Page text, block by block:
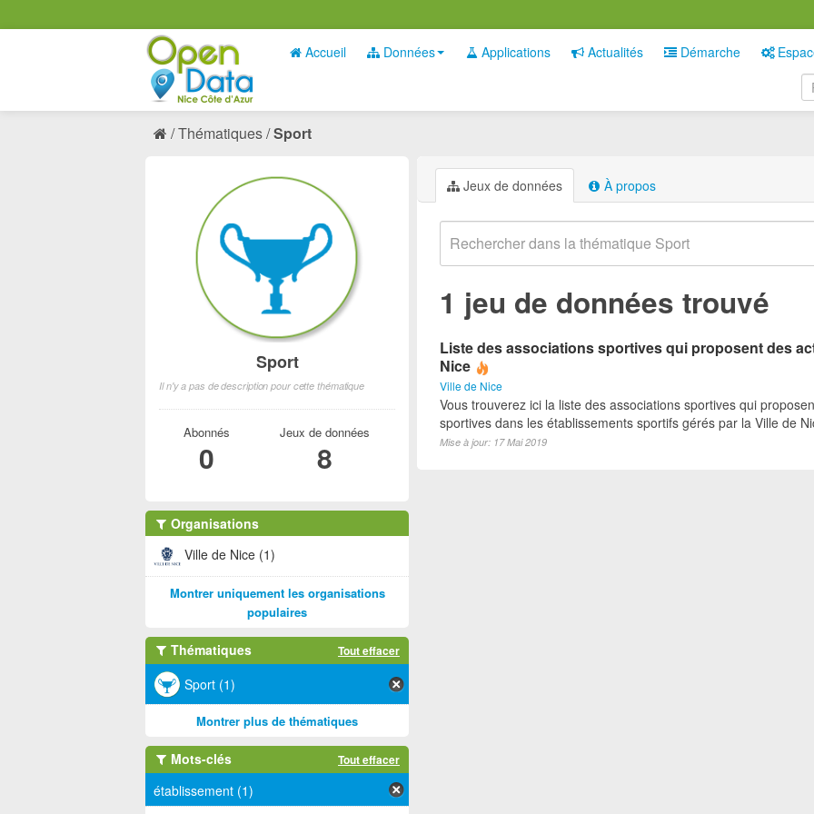
Accueil Données Applications Actualités Démarche
Thématiques Sport
Jeux de données À propos
1 jeu de données trouvé
Liste des associations sportives qui proposent des
Nice
Ville de Nice
Vous trouverez ici la liste des associations sportives qui
sportives dans les établissements sportifs gérés par la Ville de
Mise à jour: 17 Mai 2019
Sport
Il n'y a pas de description pour cette thématique
Abonnés
0
Jeux de données
8
Organisations
Ville de Nice (1)
Montrer uniquement les organisations
populaires
Thématiques Tout effacer
Sport (1)
Montrer plus de thématiques
Mots-clés Tout effacer
établissement (1)